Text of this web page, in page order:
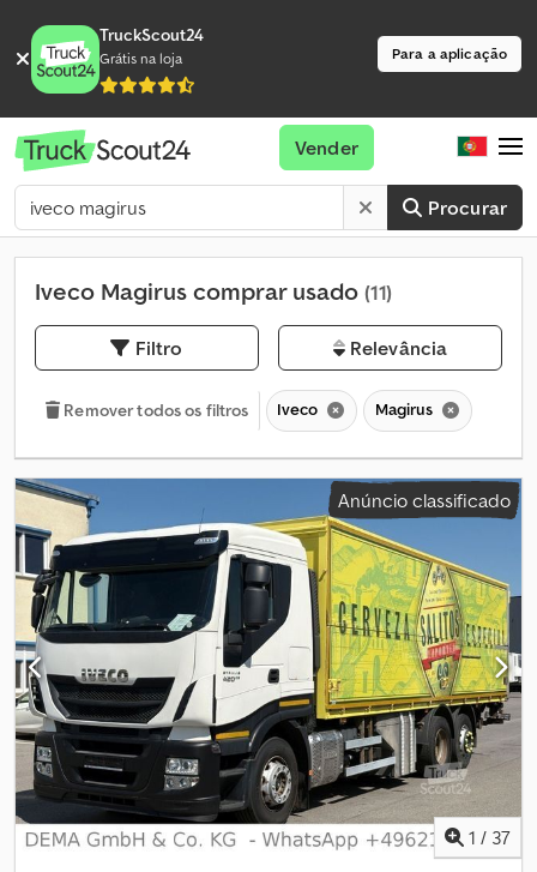
TruckScout24
Grátis na loja Para a aplicação
Procurar
Vender
Iveco Magirus comprar usado (11)
Filtro Relevância
Remover todos os filtros Iveco Magirus
Anúncio classificado
1 / 37